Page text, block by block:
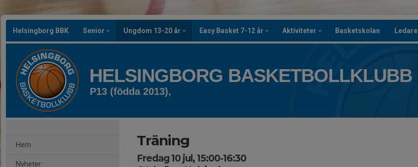
Helsingborg BBK Senior Ungdom 13-20 år Easy Basket 7-12 år Aktiviteter Basketskolan Ledare
HELSINGBORG BASKETBOLLKLUBB
P13 (födda 2013),
Hem
Nyheter
Träning
Fredag 10 jul, 15:00-16:30